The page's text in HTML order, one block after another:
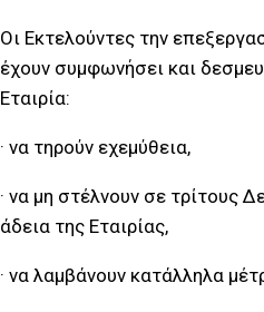
Οι Εκτελούντες την
έχουν συμφωνήσει και
Εταιρία:
· να τηρούν εχεμύθεια,
· να μη στέλνουν σε τρίτους
άδεια της Εταιρίας,
· να λαμβάνουν κατάλληλα